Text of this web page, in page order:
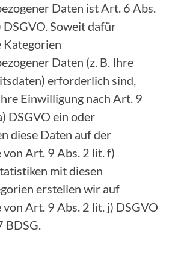
Daten ist Art. 6 Abs.
DSGVO. Soweit dafür
Kategorien
Daten (z. B. Ihre
erforderlich sind,
Einwilligung nach Art. 9
DSGVO ein oder
diese Daten auf der
von Art. 9 Abs. 2 lit. f)
mit diesen
erstellen wir auf
von Art. 9 Abs. 2 lit. j) DSGVO
BDSG.